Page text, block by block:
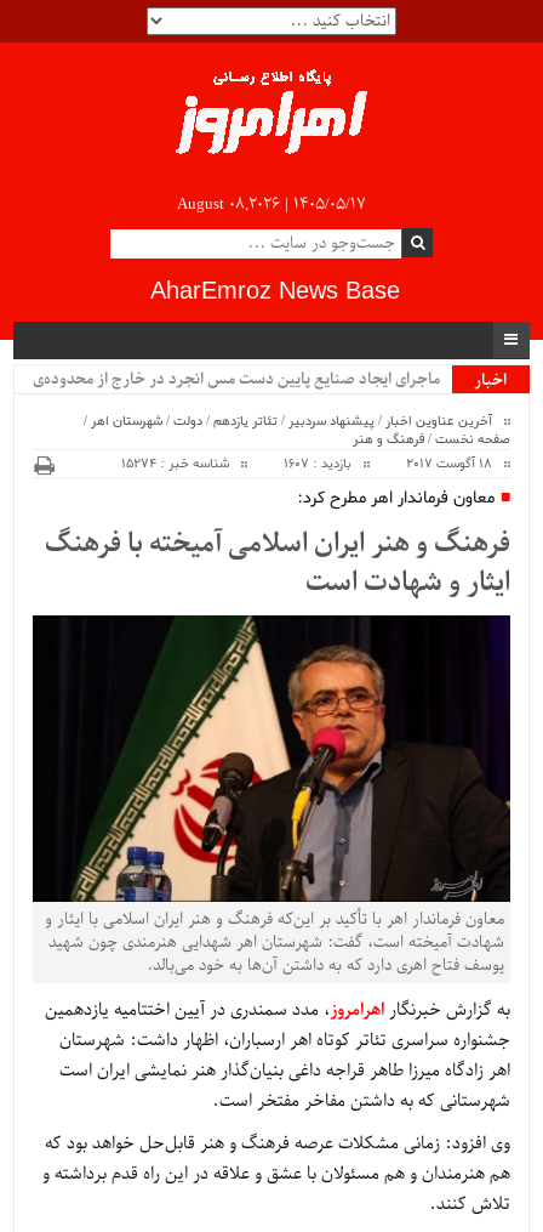
August 08,2026 | ۱۴۰۵/۰۵/۱۷
AharEmroz News Base
اخبار
ماجرای ایجاد صنایع پایین دست مس انجرد در خارج از محدوده‌ی
آخرین عناوین اخبار /پیشنهاد سردبیر /تئاتر یازدهم/دولت/شهرستان اهر /
صفحه نخست/فرهنگ و هنر
بازدید : 1607 شناسه خبر : 15274
معاون فرماندار اهر مطرح کرد:
فرهنگ و هنر ایران اسلامی آمیخته با فرهنگ
ایثار و شهادت است
معاون فرماندار اهر با تأکید بر این‌که فرهنگ و هنر ایران اسلامی با ایثار و
شهادت آمیخته است، گفت: شهرستان اهر شهدایی هنرمندی چون شهید
یوسف فتاح اهری دارد که به داشتن آن‌ها به خود می‌بالد.
به گزارش خبرنگاراهرامروز، مدد سمندری در آیین اختتامیه یازدهمین
جشنواره سراسری تئاتر کوتاه اهر ارسباران، اظهار داشت: شهرستان
اهر زادگاه میرزا طاهر قراجه داغی بنیان‌گذار هنر نمایشی ایران است
شهرستانی که به داشتن مفاخر مفتخر است.
وی افزود: زمانی مشکلات عرصه فرهنگ و هنر قابل‌حل خواهد بود که
هم هنرمندان و هم مسئولان با عشق و علاقه در این راه قدم برداشته و
تلاش کنند.